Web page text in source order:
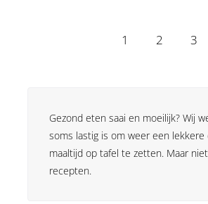
1 2 3
Gezond eten saai en moeilijk? Wij
soms lastig is om weer een lekkere
maaltijd op tafel te zetten. Maar
recepten.